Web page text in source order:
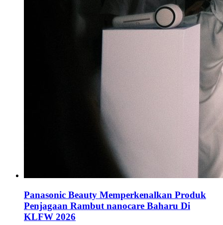
Panasonic Beauty Memperkenalkan Produk
Penjagaan Rambut nanocare Baharu Di
KLFW 2026